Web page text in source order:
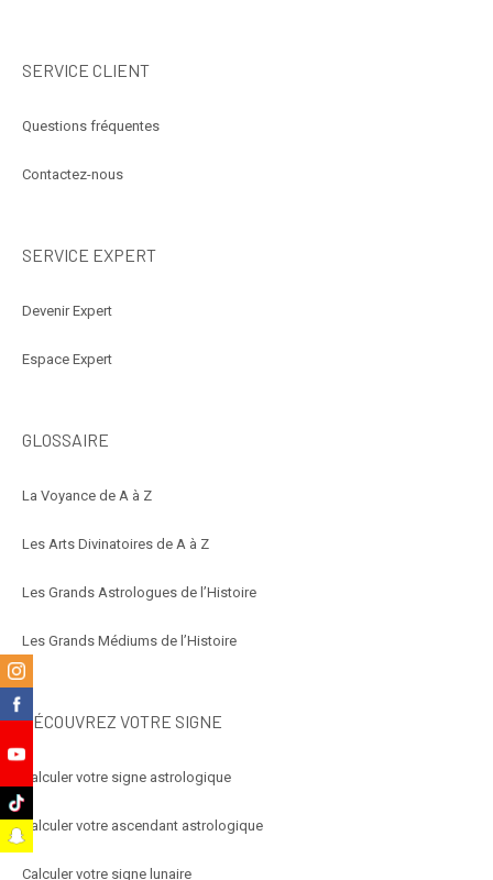
SERVICE CLIENT
Questions fréquentes
Contactez-nous
SERVICE EXPERT
Devenir Expert
Espace Expert
GLOSSAIRE
La Voyance de A à Z
Les Arts Divinatoires de A à Z
Les Grands Astrologues de l’Histoire
Les Grands Médiums de l’Histoire
DÉCOUVREZ VOTRE SIGNE
Calculer votre signe astrologique
Calculer votre ascendant astrologique
Calculer votre signe lunaire